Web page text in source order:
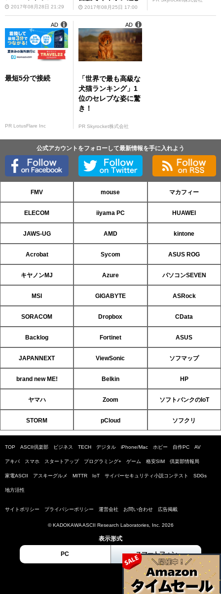
2017年08月28日 21:29 2017年08月25日 17:00
最短5分で接続
PR LotusFlare Inc
AD
「世界で最も高級な
犬猫ランキング」1
位のセレブな姿に驚
き！
PR Skyrocket株式会社
AD
公式アカウントをフォローして最新情報を手に入れよう
FMV mouse マカフィー
ELECOM iiyama PC HUAWEI
JAWS-UG AMD kintone
Acrobat Sycom ASUS ROG
キヤノンMJ Azure パソコンSEVEN
MSI GIGABYTE ASRock
SORACOM Dropbox CData
Backlog Fortinet ASUS
JAPANNEXT ViewSonic ソフマップ
brand new ME! Belkin HP
ヤマハ Zoom ソフトバンクのIoT
STORM pCloud ソフクリ
TOP ASCII倶楽部 ビジネス TECH デジタル iPhone/Mac ホビー 自作PC AV
アキバ スマホ スタートアップ プログラミング+ ゲーム 格安SIM 倶楽部情報局
家電ASCII アスキーグルメ MITTR IoT サイバーセキュリティ小説コンテスト SDGs
地方活性
サイトポリシー プライバシーポリシー 運営会社 お問い合わせ 広告掲載
© KADOKAWA ASCII Research Laboratories, Inc. 2026
表示形式
PC スマートフォン